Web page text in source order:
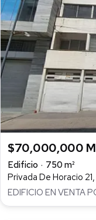
$70,000,000
Edificio
750 m²
Privada De Horacio
EDIFICIO EN VENTA